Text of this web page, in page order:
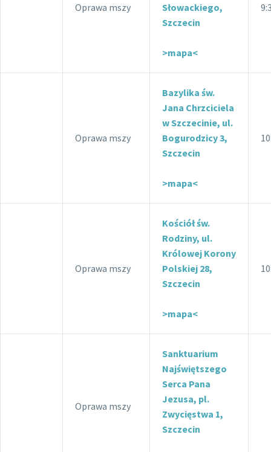
Oprawa mszy
Słowackiego,
Szczecin
>mapa<
Oprawa mszy
Bazylika św.
Jana Chrzciciela
w Szczecinie, ul.
Bogurodzicy 3,
Szczecin
>mapa<
Oprawa mszy
Kościół św.
Rodziny, ul.
Królowej Korony
Polskiej 28,
Szczecin
>mapa<
Oprawa mszy
Sanktuarium
Najświętszego
Serca Pana
Jezusa, pl.
Zwycięstwa 1,
Szczecin